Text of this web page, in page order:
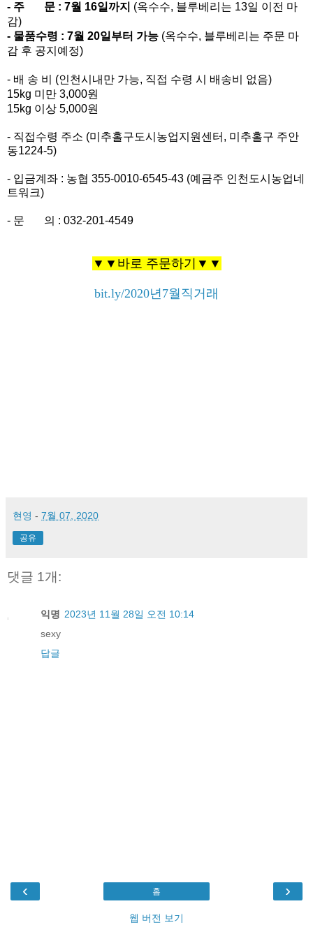
- 주       문 : 7월 16일까지 (옥수수, 블루베리는 13일 이전 마
감)
- 물품수령 : 7월 20일부터 가능 (옥수수, 블루베리는 주문 마
감 후 공지예정)
- 배 송 비 (인천시내만 가능, 직접 수령 시 배송비 없음)
15kg 미만 3,000원
15kg 이상 5,000원
- 직접수령 주소 (미추홀구도시농업지원센터, 미추홀구 주안
동1224-5)
- 입금계좌 : 농협 355-0010-6545-43 (예금주 인천도시농업네
트워크)
- 문       의 : 032-201-4549
▼▼바로 주문하기▼▼
bit.ly/2020년7월직거래
현영 - 7월 07, 2020
공유
댓글 1개:
익명 2023년 11월 28일 오전 10:14
sexy
답글
‹ ›
홈
웹 버전 보기